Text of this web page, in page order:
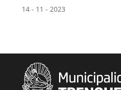
14 - 11 - 2023